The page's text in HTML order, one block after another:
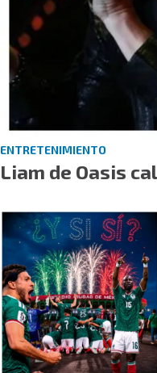
ENTRETENIMIENTO
Liam de Oasis